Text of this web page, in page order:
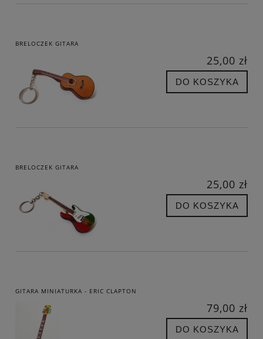
BRELOCZEK GITARA
25,00 zł
DO KOSZYKA
BRELOCZEK GITARA
25,00 zł
DO KOSZYKA
GITARA MINIATURKA - ERIC CLAPTON
79,00 zł
DO KOSZYKA